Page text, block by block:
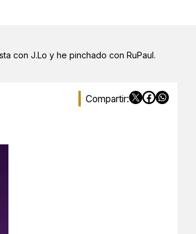
con J.Lo y he pinchado con RuPaul.